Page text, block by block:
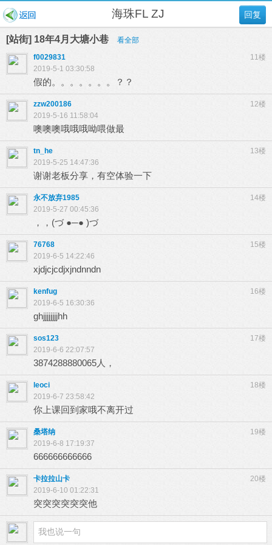
回复
海珠FL ZJ
[站街] 18年4月大塘小巷
看全部
11楼
f0029831
2019-5-1 03:30:58
假的。。。。。。。？？
12楼
zzw200186
2019-5-16 11:58:04
噢噢噢哦哦哦呦喂做最
13楼
tn_he
2019-5-25 14:47:36
谢谢老板分享，有空体验一下
14楼
永不放弃1985
2019-5-27 00:45:36
，，(づ ●─● )づ
15楼
76768
2019-6-5 14:22:46
xjdjcjcdjxjndnndn
16楼
kenfug
2019-6-5 16:30:36
ghjjjjjjjjhh
17楼
sos123
2019-6-6 22:07:57
3874288880065人，
18楼
leoci
2019-6-7 23:58:42
你上课回到家哦不离开过
19楼
桑塔纳
2019-6-8 17:19:37
666666666666
20楼
卡拉拉山卡
2019-6-10 01:22:31
突突突突突突他